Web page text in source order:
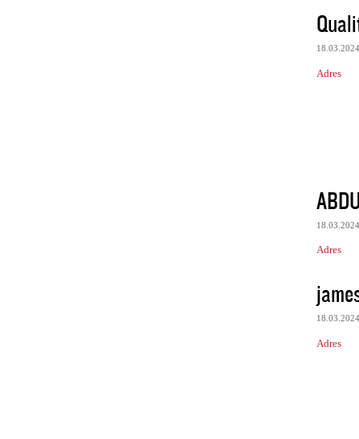
18.03.2024
Adres
18.03.2024
Adres
18.03.2024
Adres